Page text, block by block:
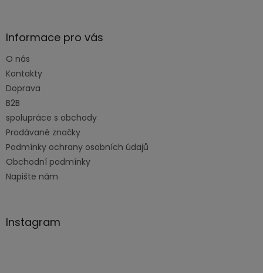
aInformace pro vás
O nás
Kontakty
Doprava
B2B
spolupráce s obchody
Prodávané značky
Podmínky ochrany osobních údajů
Obchodní podmínky
Napište nám
Instagram